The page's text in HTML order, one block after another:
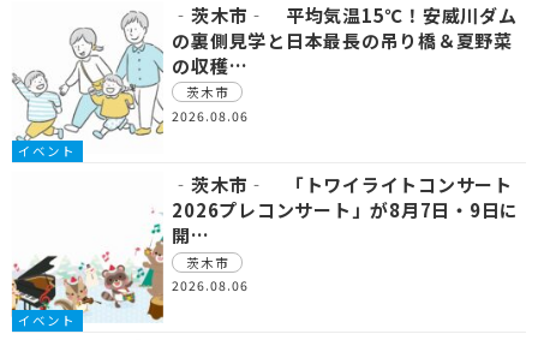
イベント
‐茨木市‐ 平均気温15℃！安威川ダム
の裏側見学と日本最長の吊り橋＆夏野菜
の収穫…
茨木市
2026.08.06
イベント
‐茨木市‐ 「トワイライトコンサート
2026プレコンサート」が8月7日・9日に
開…
茨木市
2026.08.06